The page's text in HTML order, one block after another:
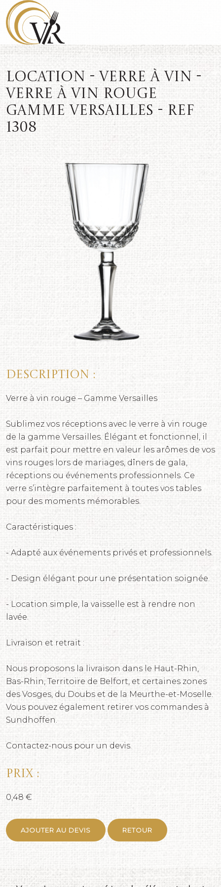
Location - Verre à vin -
Verre à vin rouge
Gamme Versailles - REF
1308
Description :
Verre à vin rouge – Gamme Versailles
Sublimez vos réceptions avec le verre à vin rouge
de la gamme Versailles. Élégant et fonctionnel, il
est parfait pour mettre en valeur les arômes de vos
vins rouges lors de mariages, dîners de gala,
réceptions ou événements professionnels. Ce
verre s’intègre parfaitement à toutes vos tables
pour des moments mémorables.
Caractéristiques :
- Adapté aux événements privés et professionnels.
- Design élégant pour une présentation soignée.
- Location simple, la vaisselle est à rendre non
lavée.
Livraison et retrait :
Nous proposons la livraison dans le Haut-Rhin,
Bas-Rhin, Territoire de Belfort, et certaines zones
des Vosges, du Doubs et de la Meurthe-et-Moselle.
Vous pouvez également retirer vos commandes à
Sundhoffen.
Contactez-nous pour un devis.
Prix :
0,48 €
AJOUTER AU DEVIS RETOUR